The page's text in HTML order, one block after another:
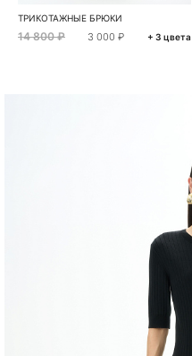
ТРИКОТАЖНЫЕ БРЮКИ
14 800 ₽ 3 000 ₽ + 3 цвета